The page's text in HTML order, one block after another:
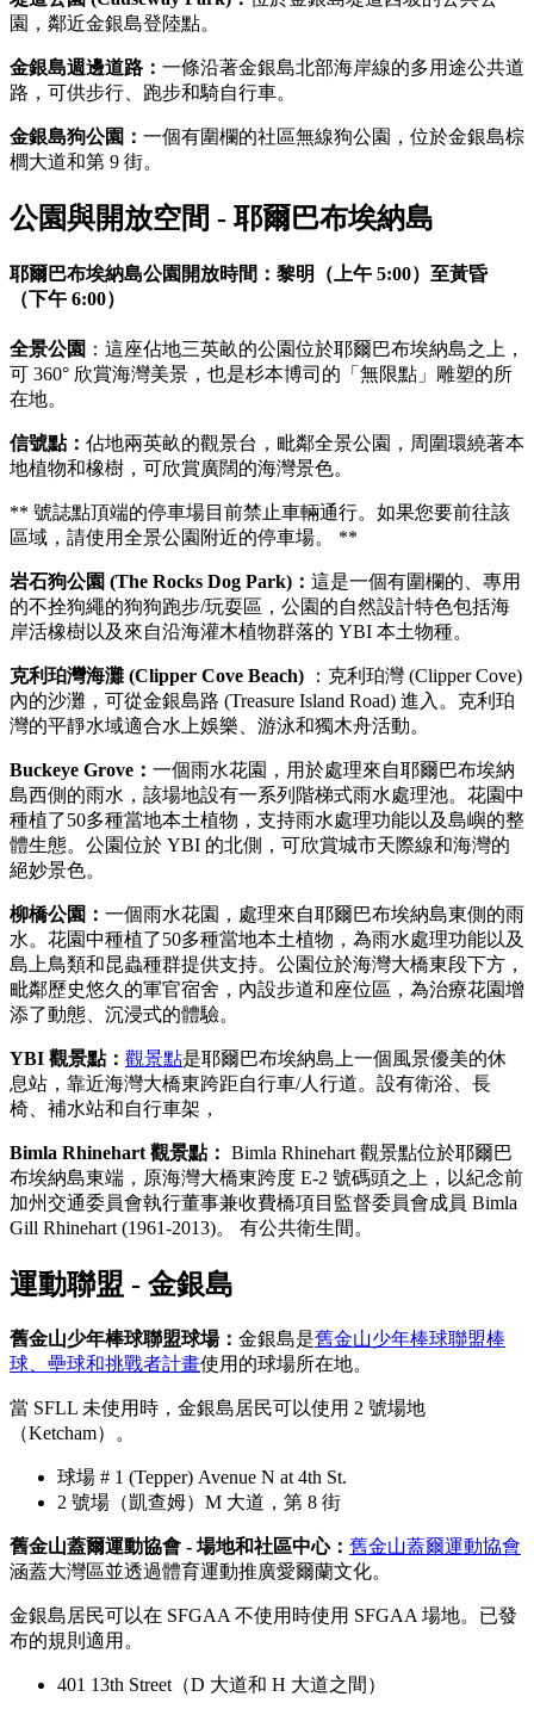
園，鄰近金銀島登陸點。
金銀島週邊道路： 一條沿著金銀島北部海岸線的多用途公共道
路，可供步行、跑步和騎自行車。
金銀島狗公園： 一個有圍欄的社區無線狗公園，位於金銀島棕
櫚大道和第 9 街。
公園與開放空間 - 耶爾巴布埃納島
耶爾巴布埃納島公園開放時間： 黎明（上午 5:00）至黃昏
（下午 6:00）
全景公園 ：這座佔地三英畝的公園位於耶爾巴布埃納島之上，
可 360° 欣賞海灣美景，也是杉本博司的「無限點」雕塑的所
在地。
信號點： 佔地兩英畝的觀景台，毗鄰全景公園，周圍環繞著本
地植物和橡樹，可欣賞廣闊的海灣景色。
** 號誌點頂端的停車場目前禁止車輛通行。如果您要前往該
區域，請使用全景公園附近的停車場。 **
岩石狗公園 (The Rocks Dog Park)： 這是一個有圍欄的、專用
的不拴狗繩的狗狗跑步/玩耍區，公園的自然設計特色包括海
岸活橡樹以及來自沿海灌木植物群落的 YBI 本土物種。
克利珀灣海灘 (Clipper Cove Beach) ：克利珀灣 (Clipper Cove)
內的沙灘，可從金銀島路 (Treasure Island Road) 進入。克利珀
灣的平靜水域適合水上娛樂、游泳和獨木舟活動。
Buckeye Grove： 一個雨水花園，用於處理來自耶爾巴布埃納
島西側的雨水，該場地設有一系列階梯式雨水處理池。花園中
種植了50多種當地本土植物，支持雨水處理功能以及島嶼的整
體生態。公園位於 YBI 的北側，可欣賞城市天際線和海灣的
絕妙景色。
柳橋公園： 一個雨水花園，處理來自耶爾巴布埃納島東側的雨
水。花園中種植了50多種當地本土植物，為雨水處理功能以及
島上鳥類和昆蟲種群提供支持。公園位於海灣大橋東段下方，
毗鄰歷史悠久的軍官宿舍，內設步道和座位區，為治療花園增
添了動態、沉浸式的體驗。
YBI 觀景點： 觀景點是耶爾巴布埃納島上一個風景優美的休
息站，靠近海灣大橋東跨距自行車/人行道。設有衛浴、長
椅、補水站和自行車架，
Bimla Rhinehart 觀景點： Bimla Rhinehart 觀景點位於耶爾巴
布埃納島東端，原海灣大橋東跨度 E-2 號碼頭之上，以紀念前
加州交通委員會執行董事兼收費橋項目監督委員會成員 Bimla
Gill Rhinehart (1961-2013)。 有公共衛生間。
運動聯盟 - 金銀島
舊金山少年棒球聯盟球場： 金銀島是舊金山少年棒球聯盟棒
球、壘球和挑戰者計畫使用的球場所在地。
當 SFLL 未使用時，金銀島居民可以使用 2 號場地
（Ketcham）。
球場 # 1 (Tepper) Avenue N at 4th St.
2 號場（凱查姆）M 大道，第 8 街
舊金山蓋爾運動協會 - 場地和社區中心： 舊金山蓋爾運動協會
涵蓋大灣區並透過體育運動推廣愛爾蘭文化。
金銀島居民可以在 SFGAA 不使用時使用 SFGAA 場地。已發
布的規則適用。
401 13th Street（D 大道和 H 大道之間）